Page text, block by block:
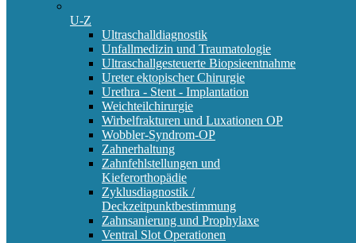
U-Z
Ultraschalldiagnostik
Unfallmedizin und Traumatologie
Ultraschallgesteuerte Biopsieentnahme
Ureter ektopischer Chirurgie
Urethra - Stent - Implantation
Weichteilchirurgie
Wirbelfrakturen und Luxationen OP
Wobbler-Syndrom-OP
Zahnerhaltung
Zahnfehlstellungen und
Kieferorthopädie
Zyklusdiagnostik /
Deckzeitpunktbestimmung
Zahnsanierung und Prophylaxe
Ventral Slot Operationen